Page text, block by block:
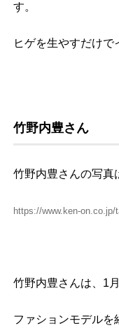
す。
ヒゲを生やすだけで
竹野内豊さん
竹野内豊さんの写真
https://www.ken-on.co.jp/
竹野内豊さんは、1
ファションモデルを